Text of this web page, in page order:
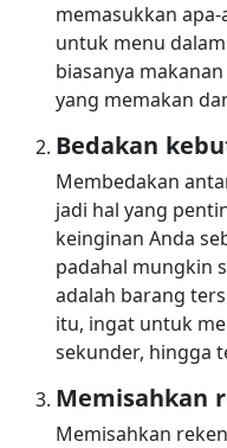
memasukkan
untuk menu
biasanya
yang memakan
Bedakan
Membedakan
jadi hal yang
keinginan Anda
padahal mungkin
adalah barang
itu, ingat untuk
sekunder, hingga
Memisahkan
Memisahkan